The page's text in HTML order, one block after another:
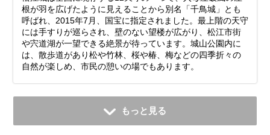
根が羽を広げたように見えることから別名「千鳥城」とも
呼ばれ、2015年7月、国宝に指定されました。最上階の天守
には手すりが巡らされ、壁のない望楼が広がり、松江市街
や宍道湖が一望できる絶景が待っています。城山公園内に
は、散歩道があり松や竹林、桜や椿、梅などの四季折々の
自然が楽しめ、市民の憩いの場でもあります。
もっと見る